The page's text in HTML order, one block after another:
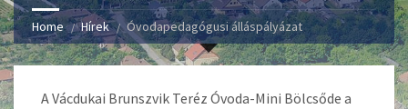
Home Hírek Óvodapedagógusi álláspályázat
A Vácdukai Brunszvik Teréz Óvoda-Mini Bölcsőde a